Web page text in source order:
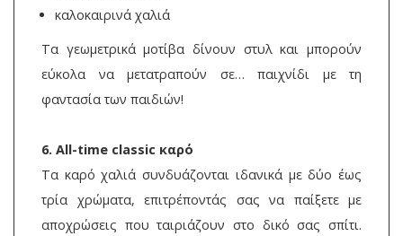
καλοκαιρινά χαλιά
Τα γεωμετρικά μοτίβα δίνουν στυλ και μπορούν
εύκολα να μετατραπούν σε… παιχνίδι με τη
φαντασία των παιδιών!
6. All-time classic καρό
Τα καρό χαλιά συνδυάζονται ιδανικά με δύο έως
τρία χρώματα, επιτρέποντάς σας να παίξετε με
αποχρώσεις που ταιριάζουν στο δικό σας σπίτι.